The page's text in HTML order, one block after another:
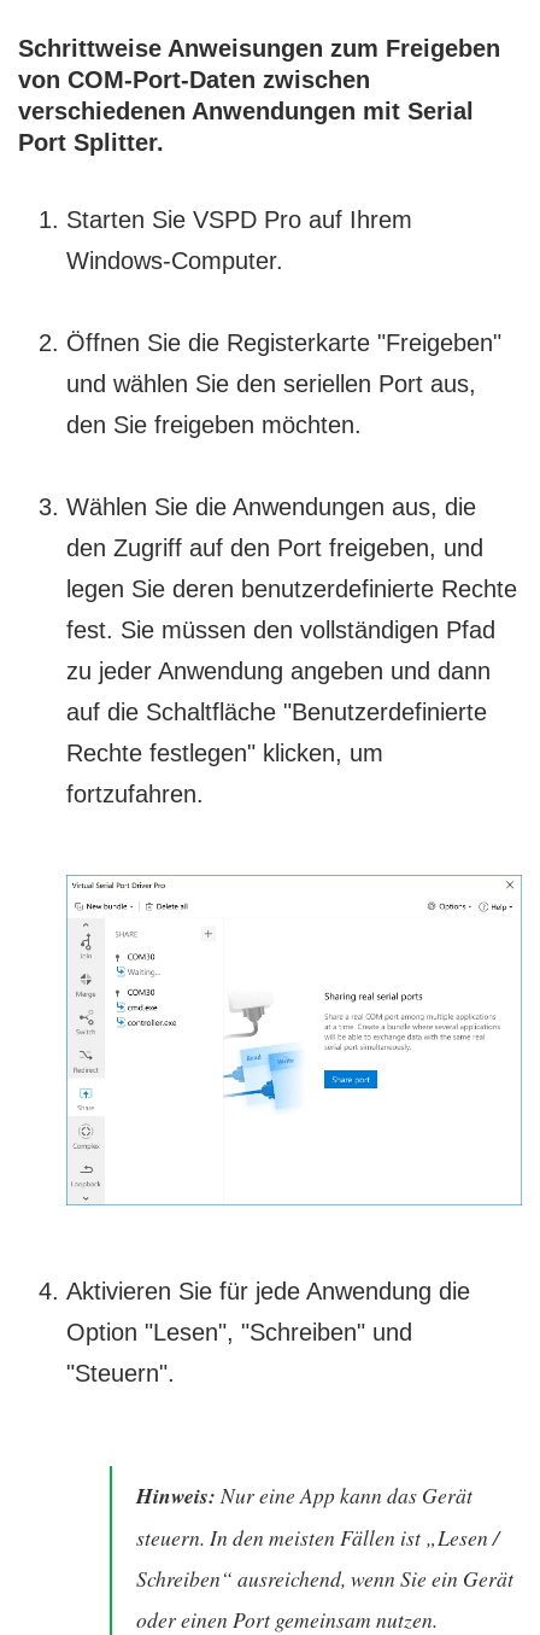
Schrittweise Anweisungen zum Freigeben
von COM-Port-Daten zwischen
verschiedenen Anwendungen mit Serial
Port Splitter.
Starten Sie VSPD Pro auf Ihrem
Windows-Computer.
Öffnen Sie die Registerkarte "Freigeben"
und wählen Sie den seriellen Port aus,
den Sie freigeben möchten.
Wählen Sie die Anwendungen aus, die
den Zugriff auf den Port freigeben, und
legen Sie deren benutzerdefinierte Rechte
fest. Sie müssen den vollständigen Pfad
zu jeder Anwendung angeben und dann
auf die Schaltfläche "Benutzerdefinierte
Rechte festlegen" klicken, um
fortzufahren.
Aktivieren Sie für jede Anwendung die
Option "Lesen", "Schreiben" und
"Steuern".
Hinweis: Nur eine App kann das Gerät
steuern. In den meisten Fällen ist „Lesen /
Schreiben“ ausreichend, wenn Sie ein Gerät
oder einen Port gemeinsam nutzen.